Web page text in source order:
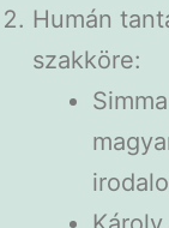
Humán
szakköre: